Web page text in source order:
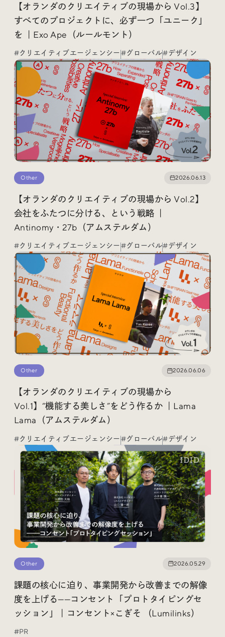
#Podcast #デザイン
#Webサイト #サイトレビュー
#デジタルデザイン #コミュニティ
#ブランディング #ご当地クリエイター
#シェアオフィス #グローバル
Social
平日ほぼ毎日投稿中！
@iDID.team
Project byFOURDIGIT SHIFTBRAIN andWab Design
Collaboration withOUGON
Privacy Policy
【オランダのクリエイティブの現場から Vol.3】
すべてのプロジェクトに、必ず一つ「ユニーク」
を ｜Exo Ape（ルールモント）
#クリエイティブエージェンシー #グローバル#デザイン
Other 2026.06.13
【オランダのクリエイティブの現場から Vol.2】
会社をふたつに分ける、という戦略 ｜
Antinomy・27b（アムステルダム）
#クリエイティブエージェンシー #グローバル#デザイン
Other 2026.06.06
【オランダのクリエイティブの現場から
Vol.1】“機能する美しさ”をどう作るか ｜Lama
Lama（アムステルダム）
#クリエイティブエージェンシー #グローバル#デザイン
Other 2026.05.29
課題の核心に迫り、事業開発から改善までの解像
度を上げる——コンセント「プロトタイピングセ
ッション」｜コンセント×こぎそ （Lumilinks）
#PR